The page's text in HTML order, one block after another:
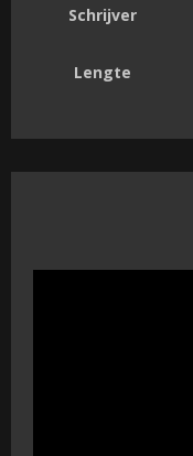
Schrijver
Lengte